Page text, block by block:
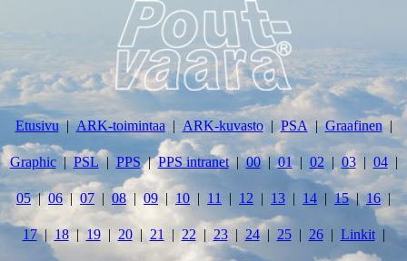
Etusivu ARK-toimintaa ARK-kuvasto PSA Graafinen
Graphic PSL PPS PPS intranet 00 01 02 03 04
05 06 07 08 09 10 11 12 13 14 15 16
17 18 19 20 21 22 23 24 25 26 Linkit